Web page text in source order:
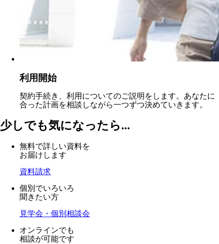
利用開始
契約手続き、利用についてのご説明をします。あなたに
合った計画を相談しながら一つずつ決めていきます。
少しでも気になったら...
無料で詳しい資料を
お届けします
資料請求
個別でいろいろ
聞きたい方
見学会・個別相談会
オンラインでも
相談が可能です